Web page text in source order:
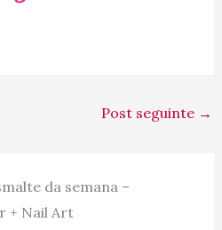
Post seguinte →
da semana –
+ Nail Art